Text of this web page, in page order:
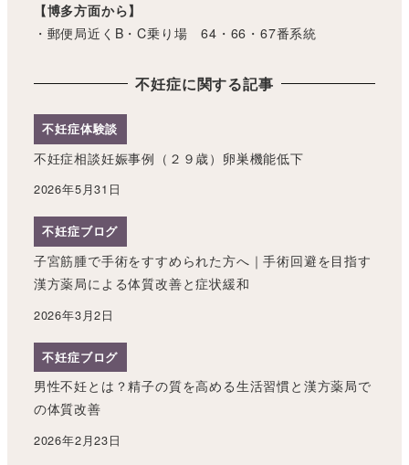
【博多方面から】
・郵便局近くB・C乗り場 64・66・67番系統
不妊症に関する記事
不妊症体験談
不妊症相談妊娠事例（２９歳）卵巣機能低下
2026年5月31日
不妊症ブログ
子宮筋腫で手術をすすめられた方へ｜手術回避を目指す
漢方薬局による体質改善と症状緩和
2026年3月2日
不妊症ブログ
男性不妊とは？精子の質を高める生活習慣と漢方薬局で
の体質改善
2026年2月23日